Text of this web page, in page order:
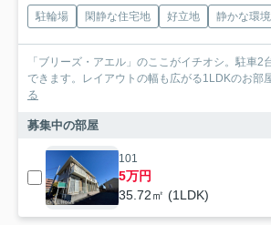
駐輪場 閑静な住宅地 好立地 静かな環境
「ブリーズ・アエル」のここがイチオシ。駐車2
できます。レイアウトの幅も広がる1LDKのお部
る
募集中の部屋
101
5万円
35.72㎡ (1LDK)